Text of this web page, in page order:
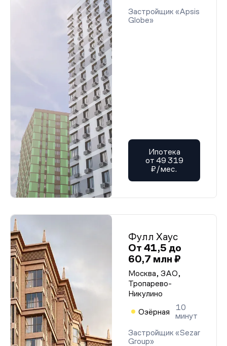
Застройщик «Apsis
Globe»
Ипотека
от 49 319
₽/мес.
Фулл Хаус
От 41,5 до
60,7 млн ₽
Москва, ЗАО,
Тропарево-
Никулино
Озёрная
10
минут
Застройщик «Sezar
Group»